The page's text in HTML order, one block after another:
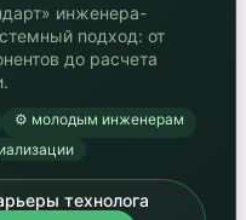
инженера-
подход: от
до расчета
⚙️ молодым инженерам
технолога